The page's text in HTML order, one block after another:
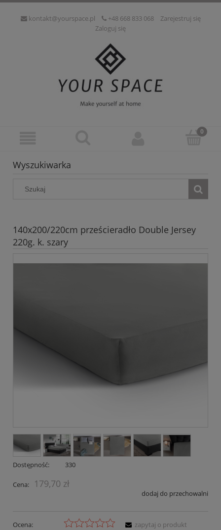
kontakt@yourspace.pl +48 668 833 068
Zarejestruj się
Zaloguj się
Wyszukiwarka
140x200/220cm prześcieradło Double Jersey
220g. k. szary
Dostępność: 330
Cena: 179,70 zł
dodaj do przechowalni
Ocena:
zapytaj o produkt